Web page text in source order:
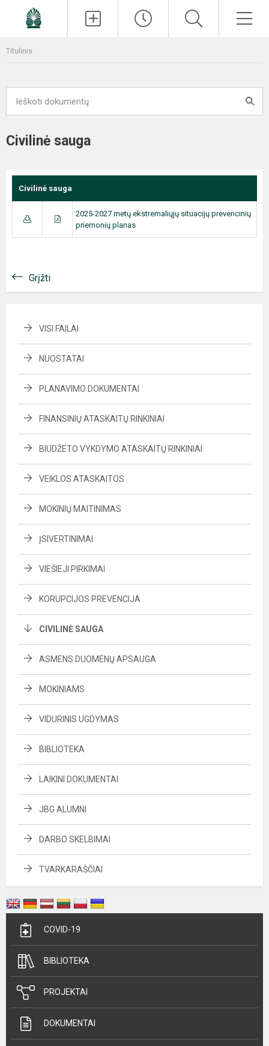
Titulinis
Civilinė sauga
Civilinė sauga
2025-2027 metų ekstremaliųjų situacijų prevencinių
priemonių planas
Grįžti
VISI FAILAI
NUOSTATAI
PLANAVIMO DOKUMENTAI
FINANSINIŲ ATASKAITŲ RINKINIAI
BIUDŽETO VYKDYMO ATASKAITŲ RINKINIAI
VEIKLOS ATASKAITOS
MOKINIŲ MAITINIMAS
ĮSIVERTINIMAI
VIEŠIEJI PIRKIMAI
KORUPCIJOS PREVENCIJA
CIVILINĖ SAUGA
ASMENS DUOMENŲ APSAUGA
MOKINIAMS
VIDURINIS UGDYMAS
BIBLIOTEKA
LAIKINI DOKUMENTAI
JBG ALUMNI
DARBO SKELBIMAI
TVARKARAŠČIAI
COVID-19
BIBLIOTEKA
PROJEKTAI
DOKUMENTAI